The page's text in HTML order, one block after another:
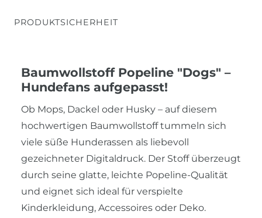
PRODUKTSICHERHEIT
Baumwollstoff Popeline "Dogs" –
Hundefans aufgepasst!
Ob Mops, Dackel oder Husky – auf diesem
hochwertigen Baumwollstoff tummeln sich
viele süße Hunderassen als liebevoll
gezeichneter Digitaldruck. Der Stoff überzeugt
durch seine glatte, leichte Popeline-Qualität
und eignet sich ideal für verspielte
Kinderkleidung, Accessoires oder Deko.